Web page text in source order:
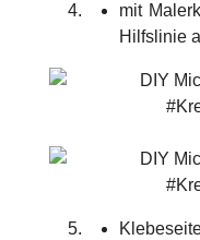
mit
Hilfslinie